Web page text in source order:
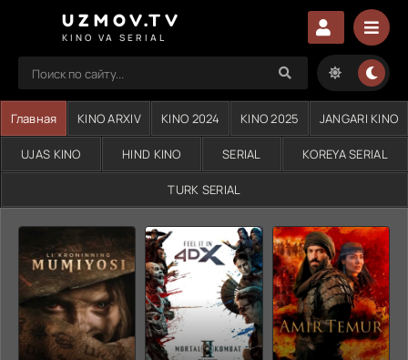
UZMOV.TV
KINO VA SERIAL
Главная KINO ARXIV KINO 2024 KINO 2025 JANGARI KINO
UJAS KINO HIND KINO SERIAL KOREYA SERIAL
TURK SERIAL